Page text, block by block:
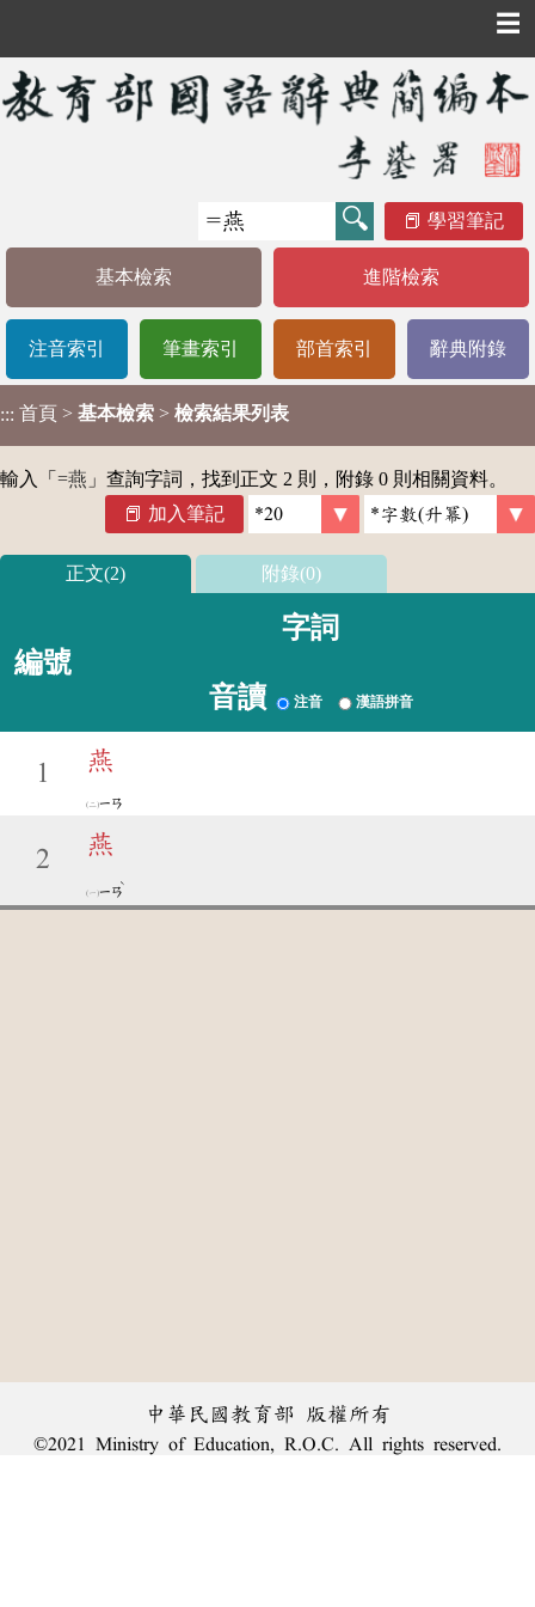
☰
學習筆記
基本檢索 進階檢索
注音索引 筆畫索引 部首索引 辭典附錄
::: 首頁 > 基本檢索 > 檢索結果列表
輸入「 =燕 」查詢字詞，找到正文 2 則，附錄 0 則相關資料。
加入筆記
正文(2) 附錄(0)
編號
字詞
音讀 注音 漢語拼音
1 燕
ㄧㄢ
2
燕
ㄧㄢ
ˋ
中華民國教育部 版權所有
©2021 Ministry of Education, R.O.C. All rights reserved.